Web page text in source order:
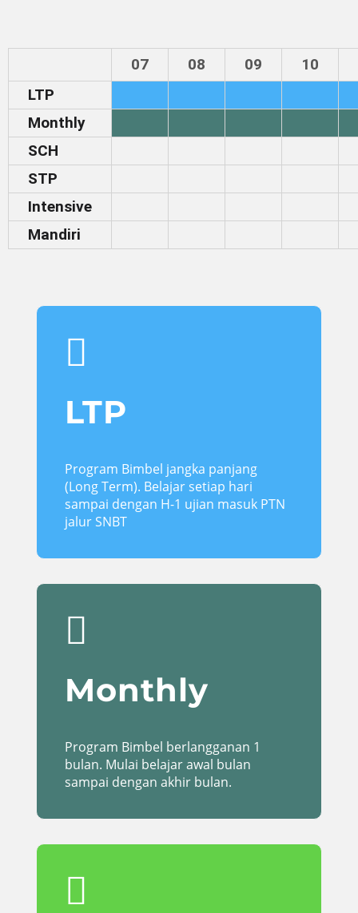
07 08 09
10
LTP
Monthly
SCH
STP
Intensive
Mandiri

LTP
Program Bimbel jangka panjang
(Long Term). Belajar setiap hari
sampai dengan H-1 ujian masuk PTN
jalur SNBT

Monthly
Program Bimbel berlangganan 1
bulan. Mulai belajar awal bulan
sampai dengan akhir bulan.
